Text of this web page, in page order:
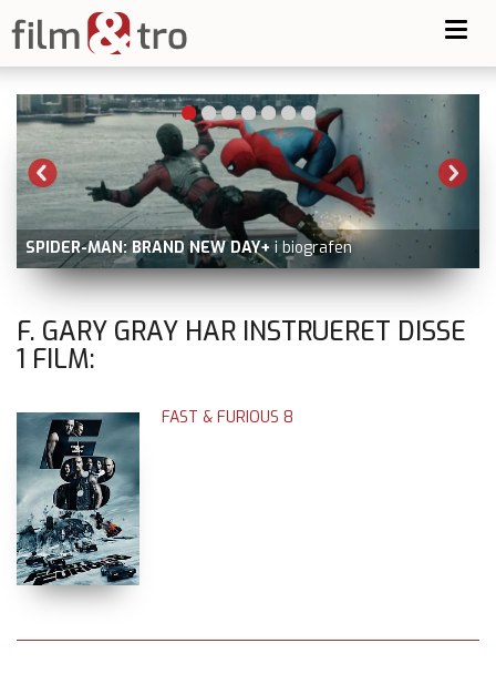
SPIDER-MAN: BRAND NEW DAY+ i biografen
F. GARY GRAY HAR INSTRUERET DISSE
1 FILM:
FAST & FURIOUS 8